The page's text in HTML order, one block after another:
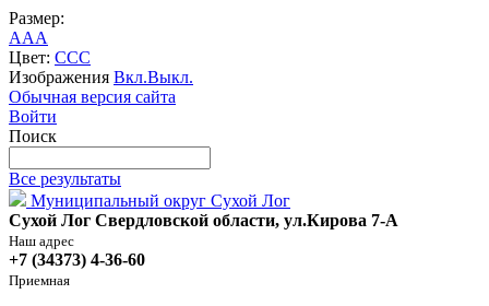
Размер:
AAA
Цвет: CCC
Изображения Вкл.Выкл.
Обычная версия сайта
Войти
Поиск
Все результаты
Муниципальный округ Сухой Лог
Сухой Лог Свердловской области, ул.Кирова 7-А
Наш адрес
+7 (34373) 4-36-60
Приемная